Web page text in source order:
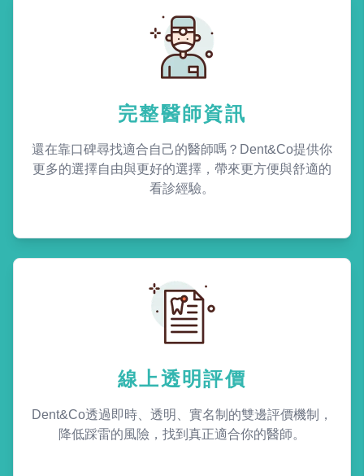
完整醫師資訊
還在靠口碑尋找適合自己的醫師嗎？Dent&Co提供你
更多的選擇自由與更好的選擇，帶來更方便與舒適的
看診經驗。
線上透明評價
Dent&Co透過即時、透明、實名制的雙邊評價機制，
降低踩雷的風險，找到真正適合你的醫師。